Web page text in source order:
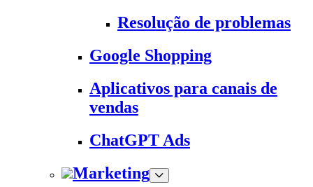
Resolução de problemas
Google Shopping
Aplicativos para canais de
vendas
ChatGPT Ads
Marketing